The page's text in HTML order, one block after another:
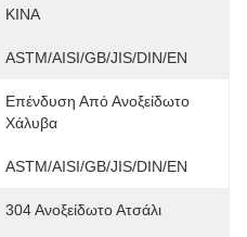
ΚΙΝΑ
ASTM/AISI/GB/JIS/DIN/EN
Επένδυση Από Ανοξείδωτο
Χάλυβα
ASTM/AISI/GB/JIS/DIN/EN
304 Ανοξείδωτο Ατσάλι